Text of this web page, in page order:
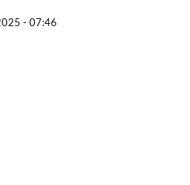
- 07:46